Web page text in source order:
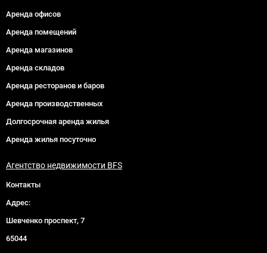
Аренда офисов
Аренда помещений
Аренда магазинов
Аренда складов
Аренда ресторанов и баров
Аренда производственных
Долгосрочная аренда жилья
Аренда жилья посуточно
Агентство недвижимости BFS
Контакты
Адрес:
Шевченко проспект, 7
65044